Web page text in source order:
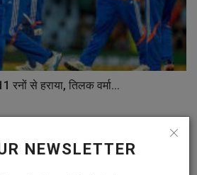
NEWSLETTER
रनों से हराया, तिलक वर्मा...